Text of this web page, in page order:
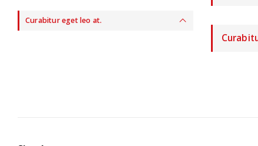
Curabitur eget leo at.